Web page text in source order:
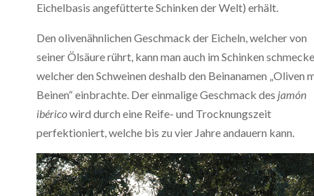
Eichelbasis angefütterte Schinken der Welt) erhält.
Den olivenähnlichen Geschmack der Eicheln, welcher von
seiner Ölsäure rührt, kann man auch im Schinken
welcher den Schweinen deshalb den Beinanamen „Oliven
Beinen“ einbrachte. Der einmalige Geschmack des jamón
ibéricowird durch eine Reife- und Trocknungszeit
perfektioniert, welche bis zu vier Jahre andauern kann.